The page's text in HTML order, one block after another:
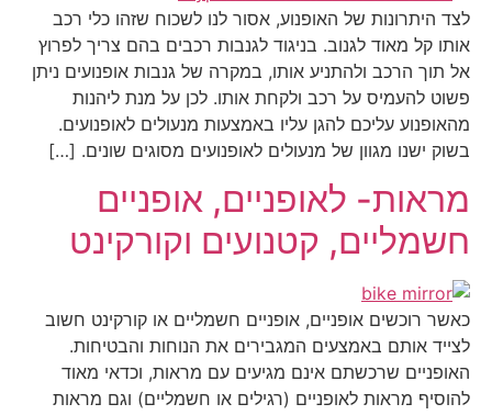
לצד היתרונות של האופנוע, אסור לנו לשכוח שזהו כלי רכב
אותו קל מאוד לגנוב. בניגוד לגנבות רכבים בהם צריך לפרוץ
אל תוך הרכב ולהתניע אותו, במקרה של גנבות אופנועים ניתן
פשוט להעמיס על רכב ולקחת אותו. לכן על מנת ליהנות
מהאופנוע עליכם להגן עליו באמצעות מנעולים לאופנועים.
בשוק ישנו מגוון של מנעולים לאופנועים מסוגים שונים. […]
מראות- לאופניים, אופניים
חשמליים, קטנועים וקורקינט
כאשר רוכשים אופניים, אופניים חשמליים או קורקינט חשוב
לצייד אותם באמצעים המגבירים את הנוחות והבטיחות.
האופניים שרכשתם אינם מגיעים עם מראות, וכדאי מאוד
להוסיף מראות לאופניים (רגילים או חשמליים) וגם מראות